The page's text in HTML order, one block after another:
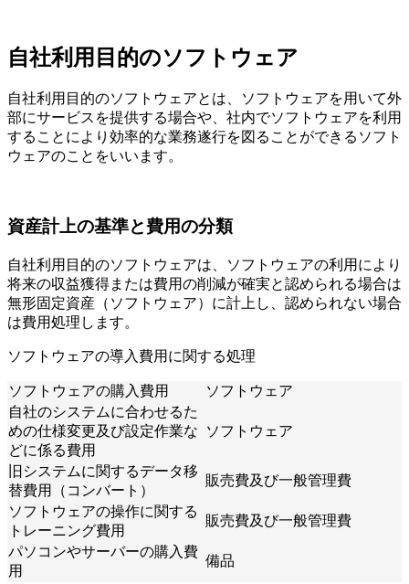
自社利用目的のソフトウェア
自社利用目的のソフトウェアとは、ソフトウェアを用いて外
部にサービスを提供する場合や、社内でソフトウェアを利用
することにより効率的な業務遂行を図ることができるソフト
ウェアのことをいいます。
資産計上の基準と費用の分類
自社利用目的のソフトウェアは、ソフトウェアの利用により
将来の収益獲得または費用の削減が確実と認められる場合は
無形固定資産（ソフトウェア）に計上し、認められない場合
は費用処理します。
ソフトウェアの導入費用に関する処理
ソフトウェアの購入費用
ソフトウェア
自社のシステムに合わせるた
めの仕様変更及び設定作業な
どに係る費用
ソフトウェア
旧システムに関するデータ移
替費用（コンバート）
販売費及び一般管理費
ソフトウェアの操作に関する
トレーニング費用
販売費及び一般管理費
パソコンやサーバーの購入費
用
備品